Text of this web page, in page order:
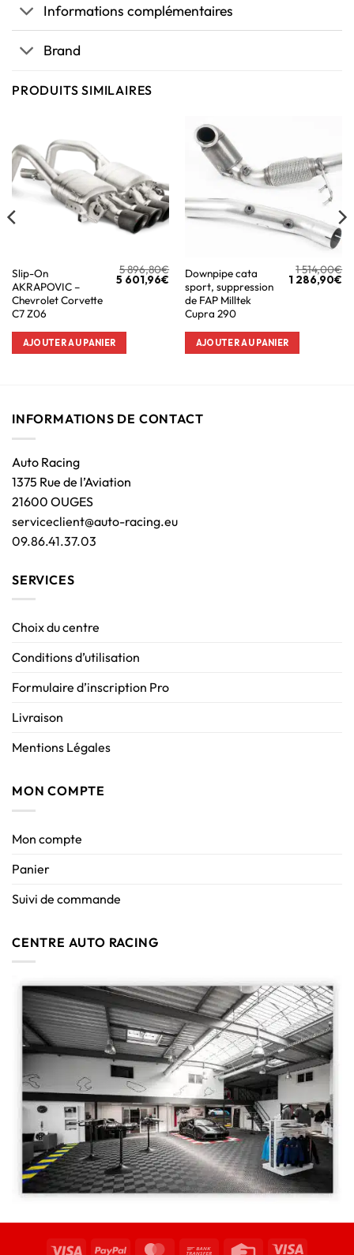
Informations complémentaires
Brand
PRODUITS SIMILAIRES
Slip-On
AKRAPOVIC –
Chevrolet Corvette
C7 Z06
5 896,80€
5 601,96€
AJOUTER AU PANIER
Downpipe cata
sport, suppression
de FAP Milltek
Cupra 290
1 514,00€
1 286,90€
AJOUTER AU PANIER
INFORMATIONS DE CONTACT
Auto Racing
1375 Rue de l’Aviation
21600 OUGES
serviceclient@auto-racing.eu
09.86.41.37.03
SERVICES
Choix du centre
Conditions d’utilisation
Formulaire d’inscription Pro
Livraison
Mentions Légales
MON COMPTE
Mon compte
Panier
Suivi de commande
CENTRE AUTO RACING